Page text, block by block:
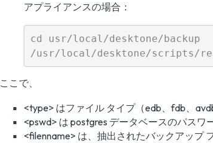
アプライアンスの場合：
cd usr/local/desktone/backup
ここで、
<type> はファイル タイプ（edb、fdb、
<pswd> は postgres データベースのパスワ
<filenname> は、抽出されたバックアップ